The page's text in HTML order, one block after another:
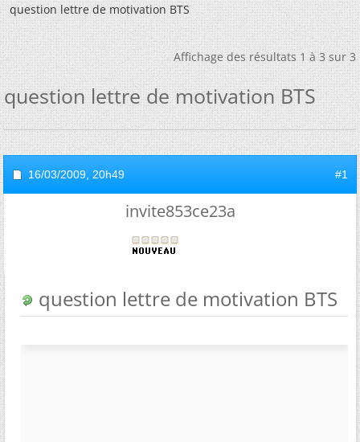
question lettre de motivation BTS
Affichage des résultats 1 à 3 sur 3
question lettre de motivation BTS
16/03/2009, 20h49 #1
invite853ce23a
question lettre de motivation BTS